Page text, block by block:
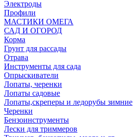
Электроды
Профили
МАСТИКИ ОМЕГА
САД И ОГОРОД
Корма
Грунт для рассады
Отрава
Инструменты для сада
Опрыскиватели
Лопаты, черенки
Лопаты садовые
Лопаты,скреперы и ледорубы зимние
Черенки
Бензоинструменты
Лески для триммеров